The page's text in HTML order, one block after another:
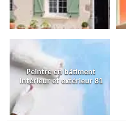
Peintre en bâtiment
intérieur et extérieur 81